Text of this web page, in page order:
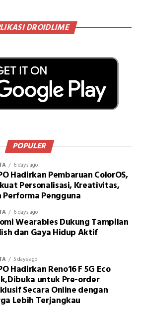
DROIDLIME
POPULER
6 days ago
Hadirkan Pembaruan ColorOS,
Personalisasi, Kreativitas,
Performa Pengguna
6 days ago
Wearables Dukung Tampilan
dan Gaya Hidup Aktif
5 days ago
Hadirkan Reno16 F 5G Eco
untuk Pre-order
Secara Online dengan
Lebih Terjangkau